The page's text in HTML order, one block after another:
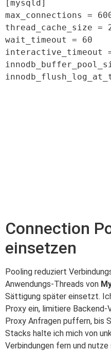
[mysqld]
max_connections =
thread_cache_size =
wait_timeout = 60
interactive_timeout
Connection
einsetzen
Pooling reduziert
Anwendungs-Threads von
Sättigung später einsetzt.
Proxy ein, limitiere Backend-
Proxy Anfragen puffern, bis
Stacks halte ich mich von
Verbindungen fern und